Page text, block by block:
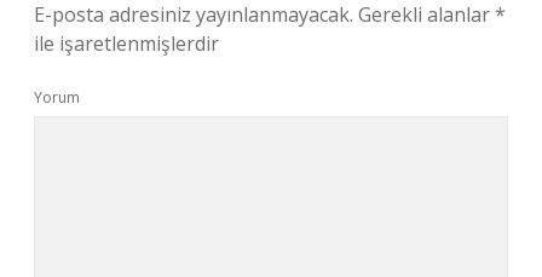
E-posta adresiniz yayınlanmayacak. Gerekli alanlar*
ile işaretlenmişlerdir
Yorum